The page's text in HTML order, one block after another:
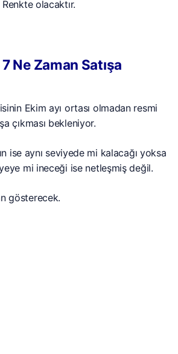
olacaktır.
Ne Zaman Satışa
Ekim ayı ortası olmadan resmi
çıkması bekleniyor.
ise aynı seviyede mi kalacağı yoksa
mi ineceği ise netleşmiş değil.
gösterecek.